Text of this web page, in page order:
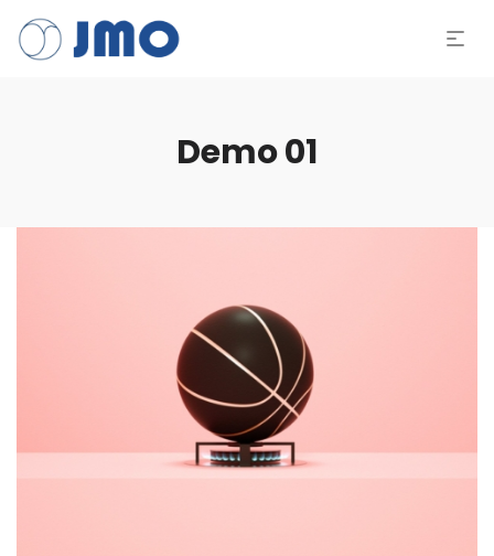
Demo 01
Ice Scroll